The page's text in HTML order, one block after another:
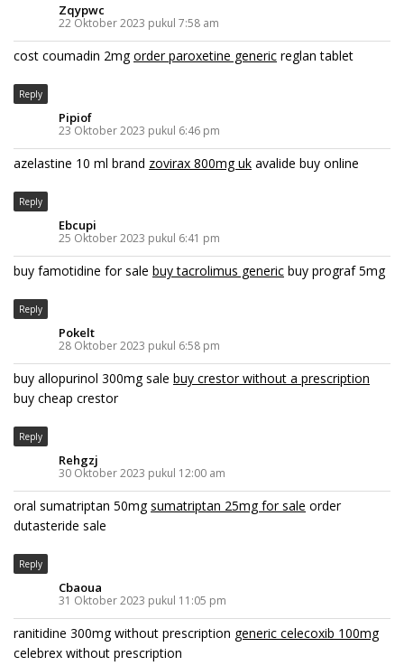
Zqypwc
22 Oktober 2023 pukul 7:58 am
cost coumadin 2mgorder paroxetine generic reglan tablet
Reply
Pipiof
23 Oktober 2023 pukul 6:46 pm
azelastine 10 ml brand zovirax 800mg uk avalide buy online
Reply
Ebcupi
25 Oktober 2023 pukul 6:41 pm
buy famotidine for sale buy tacrolimus generic buy prograf 5mg
Reply
Pokelt
28 Oktober 2023 pukul 6:58 pm
buy allopurinol 300mg sale buy crestor without a prescription
buy cheap crestor
Reply
Rehgzj
30 Oktober 2023 pukul 12:00 am
oral sumatriptan 50mgsumatriptan 25mg for sale order
dutasteride sale
Reply
Cbaoua
31 Oktober 2023 pukul 11:05 pm
ranitidine 300mg without prescription generic celecoxib 100mg
celebrex without prescription